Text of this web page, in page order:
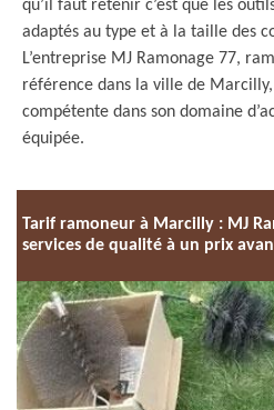
qu’il faut retenir c’est que les
adaptés au type et à la taille des
L’entreprise MJ Ramonage 77,
référence dans la ville de
compétente dans son domaine
équipée.
Tarif ramoneur à Marcilly : MJ
services de qualité à un prix